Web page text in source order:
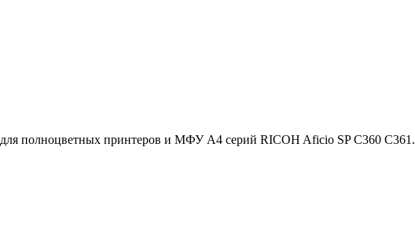
для полноцветных принтеров и МФУ A4 серий RICOH Aficio SP C360 С361.